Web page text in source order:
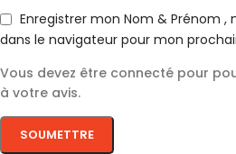
Enregistrer mon Nom & Prénom
dans le navigateur pour mon
Vous devez être connecté pour
à votre avis.